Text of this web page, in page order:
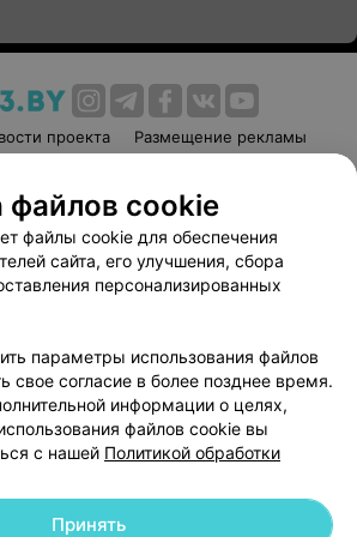
проекта
Размещение рекламы
соглашение
Способы оплаты
Вакансии
Партнеры
руководителю 103.by
персональных данных
файлов cookie
файлы cookie для обеспечения
сайта, его улучшения, сбора
персонализированных
параметры использования файлов
свое согласие в более позднее время.
информации о целях,
файлов cookie вы
с нашей Политикой обработки
Принять